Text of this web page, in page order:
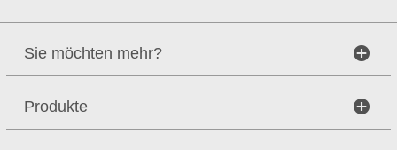
Sie möchten mehr?
Produkte